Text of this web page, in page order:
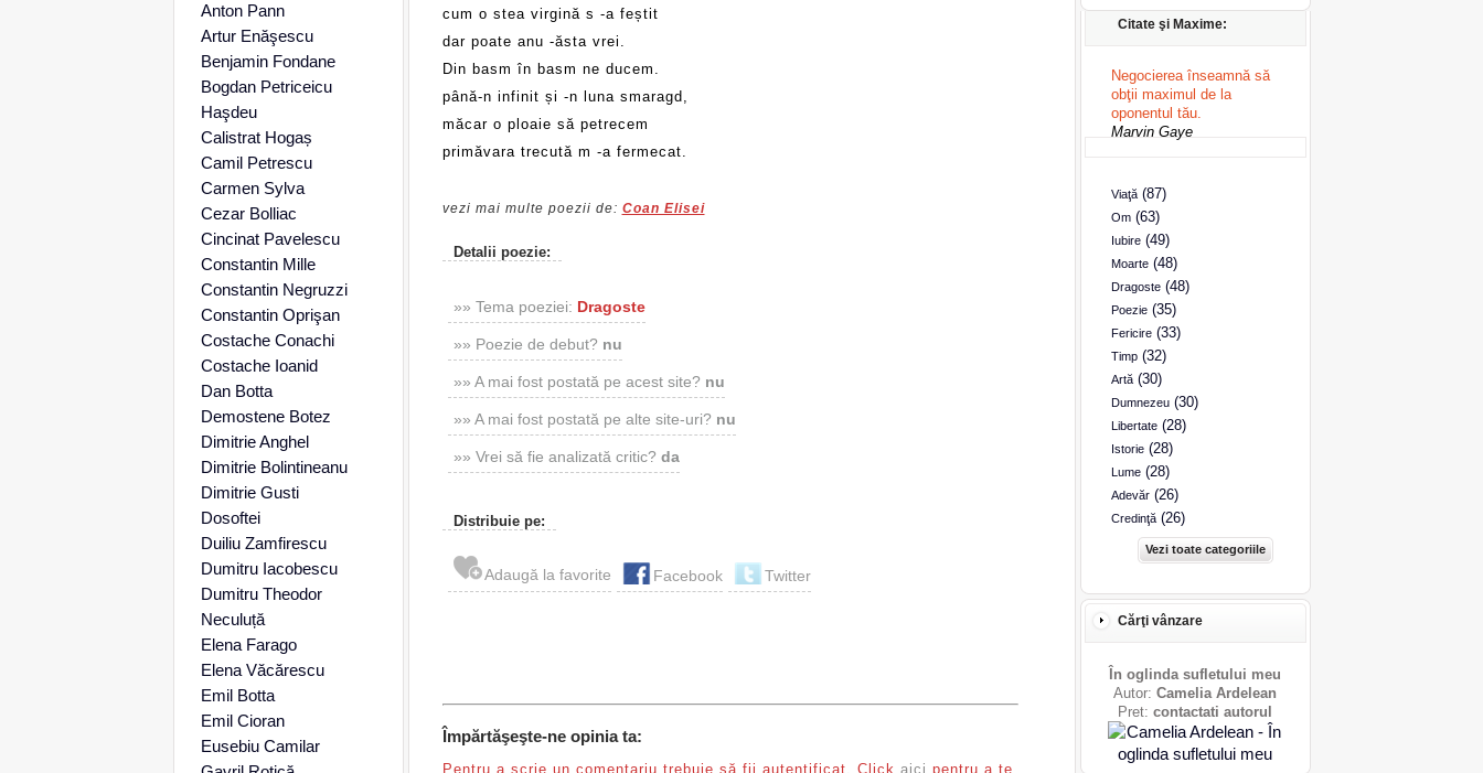
cum o stea virgină s -a feștit
dar poate anu -ăsta vrei.
Din basm în basm ne ducem.
până-n infinit și -n luna smaragd,
măcar o ploaie să petrecem
primăvara trecută m -a fermecat.
vezi mai multe poezii de: Coan Elisei
Detalii poezie:
»» Tema poeziei: Dragoste
»» Poezie de debut? nu
»» A mai fost postată pe acest site? nu
»» A mai fost postată pe alte site-uri? nu
»» Vrei să fie analizată critic? da
Distribuie pe:
Facebook Twitter
Împărtăşeşte-ne opinia ta:
Pentru a scrie un comentariu trebuie să fii autentificat. Click aici pentru a te
Anton Pann
Artur Enăşescu
Benjamin Fondane
Bogdan Petriceicu
Haşdeu
Calistrat Hogaș
Camil Petrescu
Carmen Sylva
Cezar Bolliac
Cincinat Pavelescu
Constantin Mille
Constantin Negruzzi
Constantin Oprişan
Costache Conachi
Costache Ioanid
Dan Botta
Demostene Botez
Dimitrie Anghel
Dimitrie Bolintineanu
Dimitrie Gusti
Dosoftei
Duiliu Zamfirescu
Dumitru Iacobescu
Dumitru Theodor
Neculuță
Elena Farago
Elena Văcărescu
Emil Botta
Emil Cioran
Eusebiu Camilar
Citate şi Maxime:
Negocierea înseamnă să
obţii maximul de la
oponentul tău.
Marvin Gaye
Viaţă(87)
Om(63)
Iubire(49)
Moarte(48)
Dragoste(48)
Poezie(35)
Fericire(33)
Timp(32)
Artă(30)
Dumnezeu(30)
Libertate(28)
Istorie(28)
Lume(28)
Adevăr(26)
Credinţă(26)
Vezi toate categoriile
Cărţi vânzare
În oglinda sufletului meu
Autor: Camelia Ardelean
Pret: contactati autorul